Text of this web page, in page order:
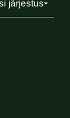
järjestus